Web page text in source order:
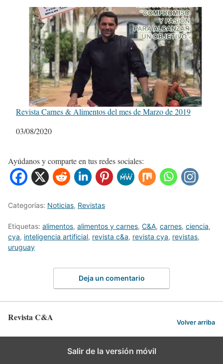
Revista Carnes & Alimentos del mes de Marzo de 2019
Fecha
03/08/2020
Ayúdanos y comparte en tus redes sociales:
Categorías: Noticias, Revistas
Etiquetas: alimentos, alimentos y carnes, C&A, carnes, ciencia,
cya, inteligencia artificial, revista c&a, revista cya, revistas,
uruguay
Deja un comentario
Revista C&A Volver arriba
Salir de la versión móvil